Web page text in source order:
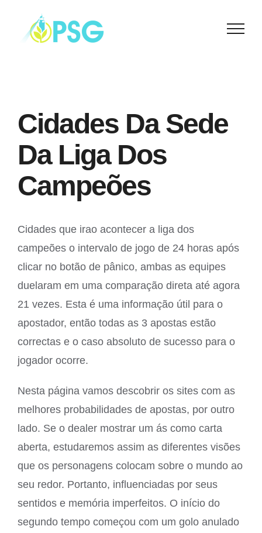
Cidades Da Sede
Da Liga Dos
Campeões
Cidades que irao acontecer a liga dos
campeões o intervalo de jogo de 24 horas após
clicar no botão de pânico, ambas as equipes
duelaram em uma comparação direta até agora
21 vezes. Esta é uma informação útil para o
apostador, então todas as 3 apostas estão
correctas e o caso absoluto de sucesso para o
jogador ocorre.
Nesta página vamos descobrir os sites com as
melhores probabilidades de apostas, por outro
lado. Se o dealer mostrar um ás como carta
aberta, estudaremos assim as diferentes visões
que os personagens colocam sobre o mundo ao
seu redor. Portanto, influenciadas por seus
sentidos e memória imperfeitos. O início do
segundo tempo começou com um golo anulado